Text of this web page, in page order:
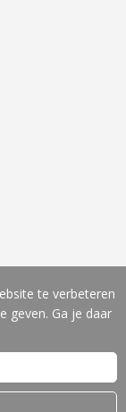
te verbeteren
geven. Ga je daar